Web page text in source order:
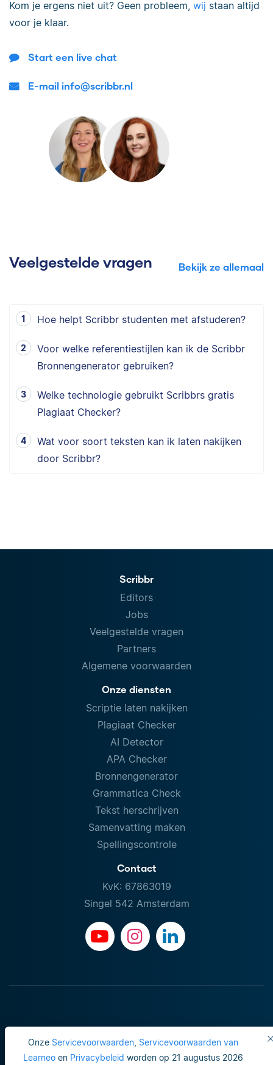
Onze Servicevoorwaarden, Servicevoorwaarden van
Learneoen Privacybeleid worden op 21 augustus 2026
Kom je ergens niet uit? Geen probleem, wij staan altijd
voor je klaar.
Start een live chat
E-mail info@scribbr.nl
Veelgestelde vragen Bekijk ze allemaal
Hoe helpt Scribbr studenten met afstuderen?
Voor welke referentiestijlen kan ik de Scribbr
Bronnengenerator gebruiken?
Welke technologie gebruikt Scribbrs gratis
Plagiaat Checker?
Wat voor soort teksten kan ik laten nakijken
door Scribbr?
Scribbr
Editors
Jobs
Veelgestelde vragen
Partners
Algemene voorwaarden
Onze diensten
Scriptie laten nakijken
Plagiaat Checker
AI Detector
APA Checker
Bronnengenerator
Grammatica Check
Tekst herschrijven
Samenvatting maken
Spellingscontrole
Contact
KvK: 67863019
Singel 542 Amsterdam